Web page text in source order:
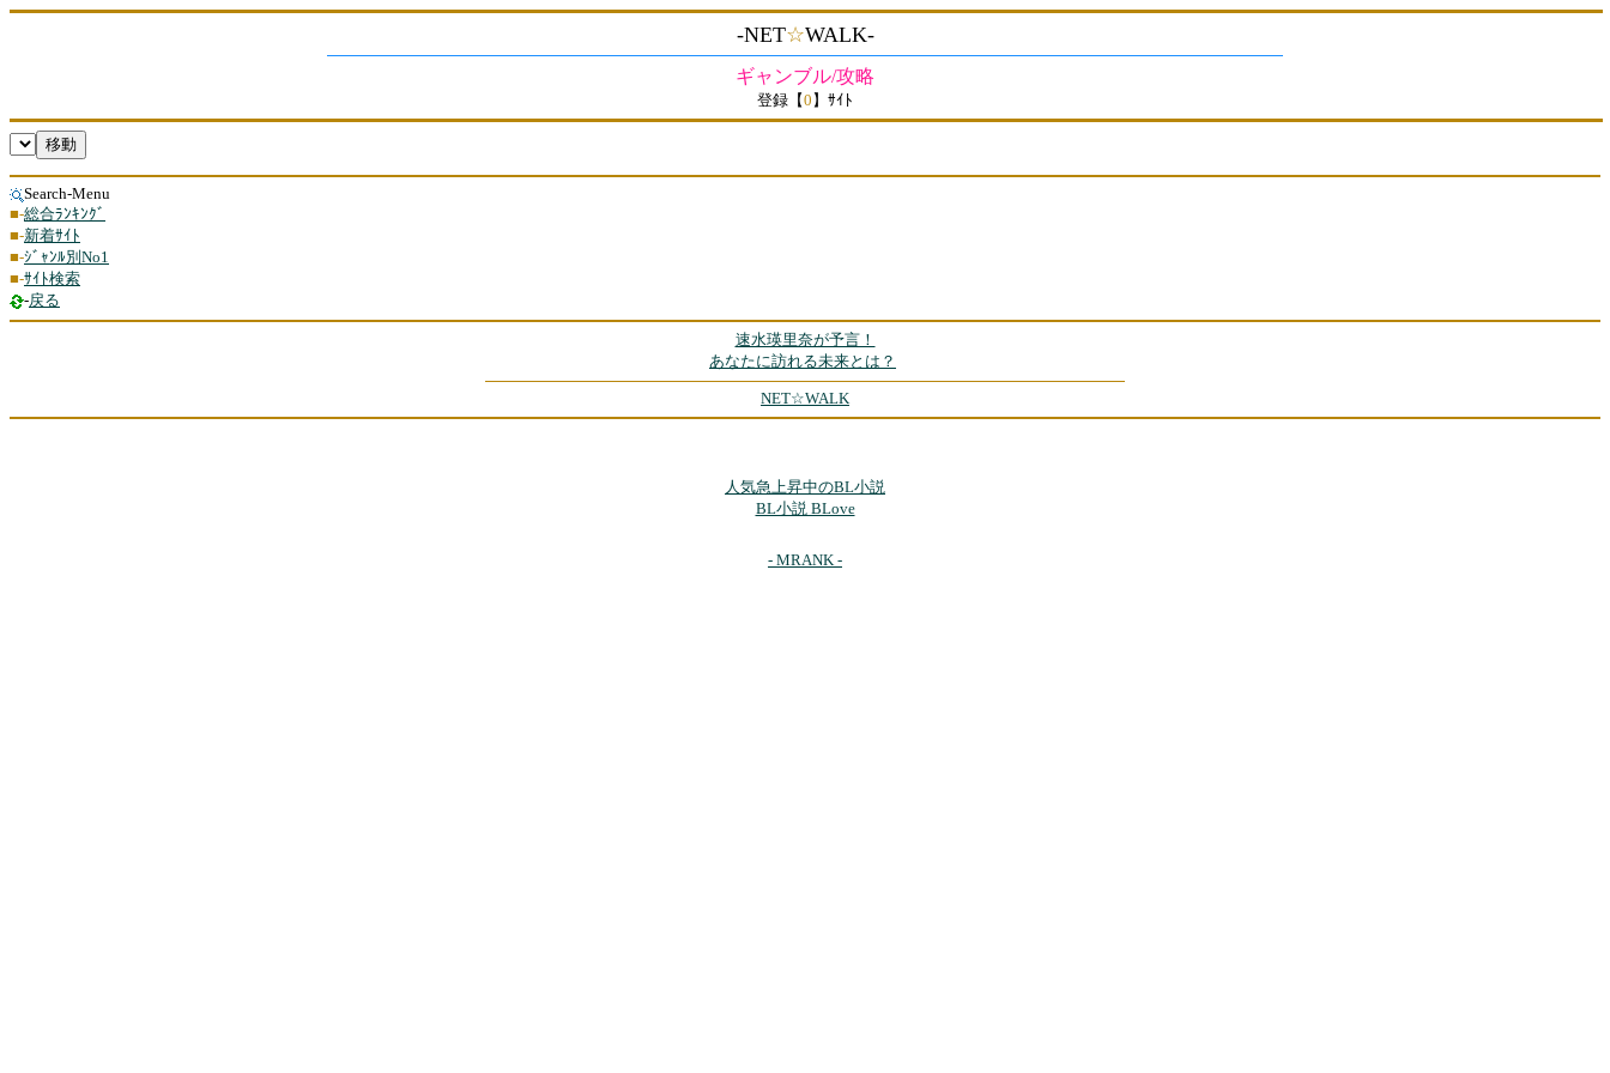
-NET☆WALK-
ギャンブル/攻略
登録【0】ｻｲﾄ
Search-Menu
■-総合ﾗﾝｷﾝｸﾞ
■-新着ｻｲﾄ
■-ｼﾞｬﾝﾙ別No1
■-ｻｲﾄ検索
‐戻る
速水瑛里奈が予言！
あなたに訪れる未来とは？
NET☆WALK
人気急上昇中のBL小説
BL小説 BLove
- MRANK -